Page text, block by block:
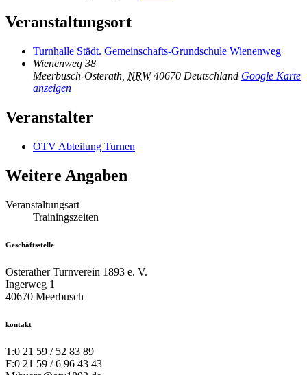
Veranstaltungsort
Turnhalle Städt. Gemeinschafts-Grundschule Wienenweg
Wienenweg 38
Meerbusch-Osterath NRW 40670 Deutschland Google Karte
anzeigen
Veranstalter
OTV Abteilung Turnen
Weitere Angaben
Veranstaltungsart
Trainingszeiten
Geschäftsstelle
Osterather Turnverein 1893 e. V.
Ingerweg 1
40670 Meerbusch
kontakt
T:0 21 59 / 52 83 89
F:0 21 59 / 6 96 43 43